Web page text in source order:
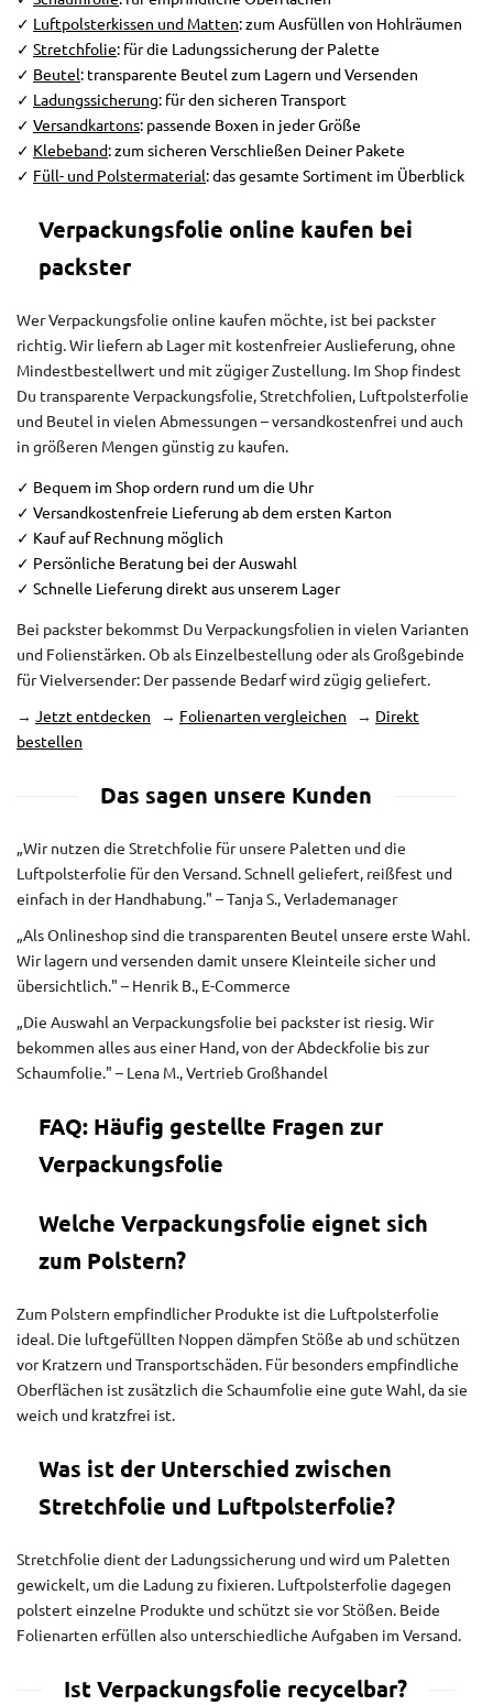
✓ Luftpolsterkissen und Matten: zum Ausfüllen von Hohlräumen
✓ Stretchfolie: für die Ladungssicherung der Palette
✓ Beutel: transparente Beutel zum Lagern und Versenden
✓ Ladungssicherung: für den sicheren Transport
✓ Versandkartons: passende Boxen in jeder Größe
✓ Klebeband: zum sicheren Verschließen Deiner Pakete
✓ Füll- und Polstermaterial: das gesamte Sortiment im Überblick
Verpackungsfolie online kaufen bei
packster
Wer Verpackungsfolie online kaufen möchte, ist bei packster
richtig. Wir liefern ab Lager mit kostenfreier Auslieferung, ohne
Mindestbestellwert und mit zügiger Zustellung. Im Shop findest
Du transparente Verpackungsfolie, Stretchfolien, Luftpolsterfolie
und Beutel in vielen Abmessungen – versandkostenfrei und auch
in größeren Mengen günstig zu kaufen.
✓ Bequem im Shop ordern rund um die Uhr
✓ Versandkostenfreie Lieferung ab dem ersten Karton
✓ Kauf auf Rechnung möglich
✓ Persönliche Beratung bei der Auswahl
✓ Schnelle Lieferung direkt aus unserem Lager
Bei packster bekommst Du Verpackungsfolien in vielen Varianten
und Folienstärken. Ob als Einzelbestellung oder als Großgebinde
für Vielversender: Der passende Bedarf wird zügig geliefert.
→ Jetzt entdecken → Folienarten vergleichen → Direkt
bestellen
Das sagen unsere Kunden
„Wir nutzen die Stretchfolie für unsere Paletten und die
Luftpolsterfolie für den Versand. Schnell geliefert, reißfest und
einfach in der Handhabung." – Tanja S., Verlademanager
„Als Onlineshop sind die transparenten Beutel unsere erste Wahl.
Wir lagern und versenden damit unsere Kleinteile sicher und
übersichtlich." – Henrik B., E-Commerce
„Die Auswahl an Verpackungsfolie bei packster ist riesig. Wir
bekommen alles aus einer Hand, von der Abdeckfolie bis zur
Schaumfolie." – Lena M., Vertrieb Großhandel
FAQ: Häufig gestellte Fragen zur
Verpackungsfolie
Welche Verpackungsfolie eignet sich
zum Polstern?
Zum Polstern empfindlicher Produkte ist die Luftpolsterfolie
ideal. Die luftgefüllten Noppen dämpfen Stöße ab und schützen
vor Kratzern und Transportschäden. Für besonders empfindliche
Oberflächen ist zusätzlich die Schaumfolie eine gute Wahl, da sie
weich und kratzfrei ist.
Was ist der Unterschied zwischen
Stretchfolie und Luftpolsterfolie?
Stretchfolie dient der Ladungssicherung und wird um Paletten
gewickelt, um die Ladung zu fixieren. Luftpolsterfolie dagegen
polstert einzelne Produkte und schützt sie vor Stößen. Beide
Folienarten erfüllen also unterschiedliche Aufgaben im Versand.
Ist Verpackungsfolie recycelbar?